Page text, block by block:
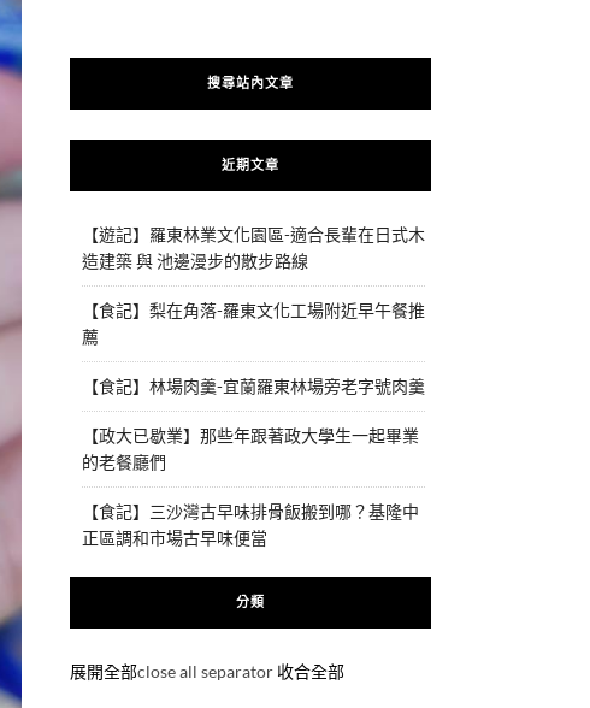
搜尋站內文章
近期文章
【遊記】羅東林業文化園區-適合長輩在日式木
造建築 與 池邊漫步的散步路線
【食記】梨在角落-羅東文化工場附近早午餐推
薦
【食記】林場肉羹-宜蘭羅東林場旁老字號肉羹
【政大已歇業】那些年跟著政大學生一起畢業
的老餐廳們
【食記】三沙灣古早味排骨飯搬到哪？基隆中
正區調和市場古早味便當
分類
展開全部close all separator 收合全部